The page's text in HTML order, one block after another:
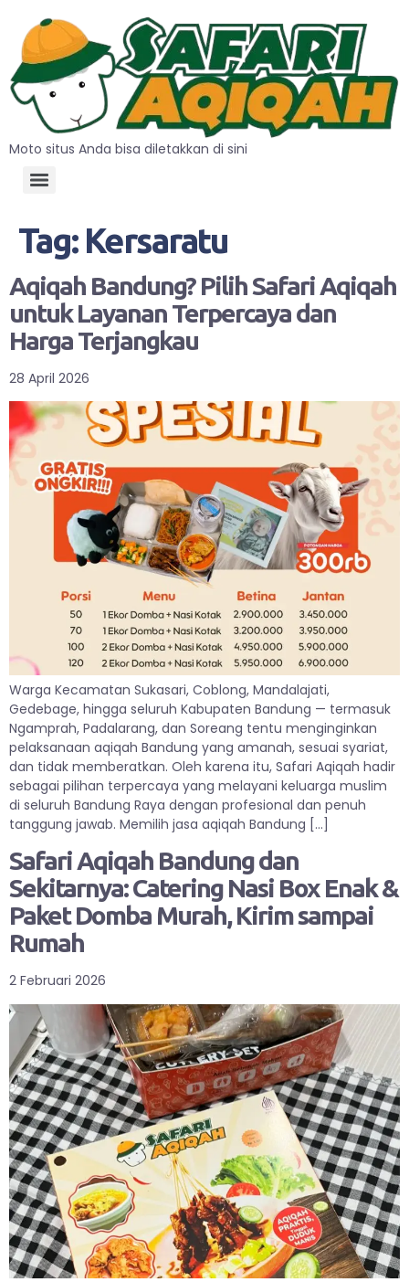
Moto situs Anda bisa diletakkan di sini
Tag: Kersaratu
Aqiqah Bandung? Pilih Safari Aqiqah
untuk Layanan Terpercaya dan
Harga Terjangkau
28 April 2026
Warga Kecamatan Sukasari, Coblong, Mandalajati,
Gedebage, hingga seluruh Kabupaten Bandung — termasuk
Ngamprah, Padalarang, dan Soreang tentu menginginkan
pelaksanaan aqiqah Bandung yang amanah, sesuai syariat,
dan tidak memberatkan. Oleh karena itu, Safari Aqiqah hadir
sebagai pilihan terpercaya yang melayani keluarga muslim
di seluruh Bandung Raya dengan profesional dan penuh
tanggung jawab. Memilih jasa aqiqah Bandung […]
Safari Aqiqah Bandung dan
Sekitarnya: Catering Nasi Box Enak &
Paket Domba Murah, Kirim sampai
Rumah
2 Februari 2026